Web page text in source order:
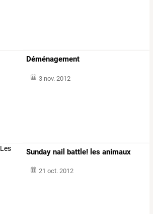
Déménagement
3 nov. 2012
Sunday nail battle! les animaux
21 oct. 2012